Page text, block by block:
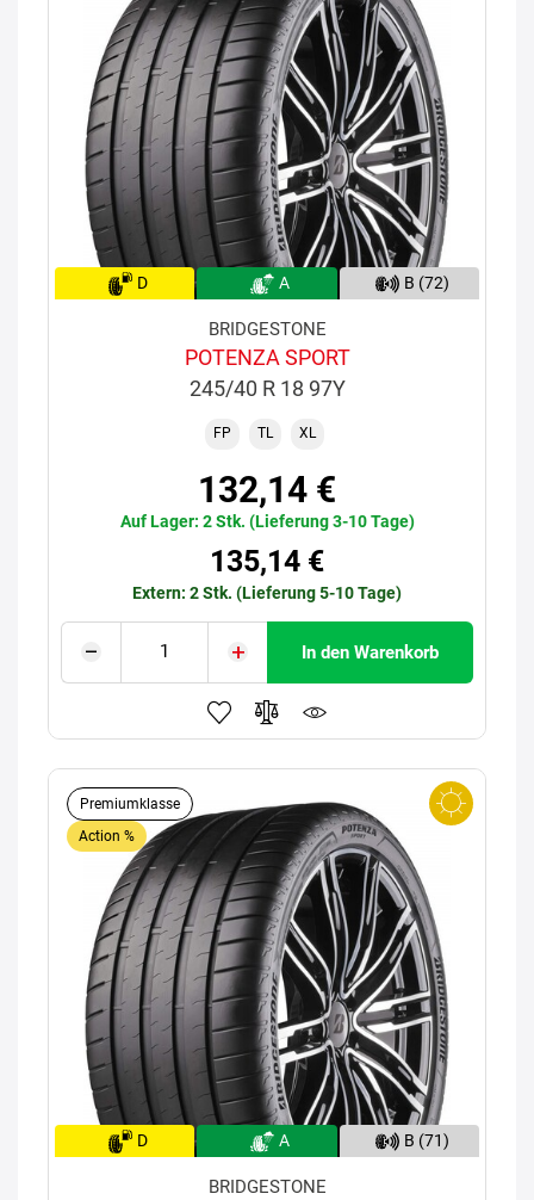
D A B (72)
BRIDGESTONE
POTENZA SPORT
245/40 R 18 97Y
FP TL XL
132,14 €
Auf Lager: 2 Stk. (Lieferung 3-10 Tage)
135,14 €
Extern: 2 Stk. (Lieferung 5-10 Tage)
In den Warenkorb
Premiumklasse
Action %
D A B (71)
BRIDGESTONE